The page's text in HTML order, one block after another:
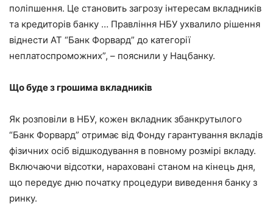
поліпшення. Це становить загрозу інтересам вкладників
та кредиторів банку … Правління НБУ ухвалило рішення
віднести АТ “Банк Форвард” до категорії
неплатоспроможних”, – пояснили у Нацбанку.
Що буде з грошима вкладників
Як розповіли в НБУ, кожен вкладник збанкрутылого
“Банк Форвард” отримає від Фонду гарантування вкладів
фізичних осіб відшкодування в повному розмірі вкладу.
Включаючи відсотки, нараховані станом на кінець дня,
що передує дню початку процедури виведення банку з
ринку.